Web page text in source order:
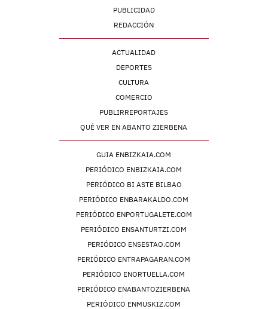
PUBLICIDAD
REDACCIÓN
ACTUALIDAD
DEPORTES
CULTURA
COMERCIO
PUBLIRREPORTAJES
QUÉ VER EN ABANTO ZIERBENA
GUIA ENBIZKAIA.COM
PERIÓDICO ENBIZKAIA.COM
PERIÓDICO BI ASTE BILBAO
PERIÓDICO ENBARAKALDO.COM
PERIÓDICO ENPORTUGALETE.COM
PERIÓDICO ENSANTURTZI.COM
PERIÓDICO ENSESTAO.COM
PERIÓDICO ENTRAPAGARAN.COM
PERIÓDICO ENORTUELLA.COM
PERIÓDICO ENABANTOZIERBENA
PERIÓDICO ENMUSKIZ.COM